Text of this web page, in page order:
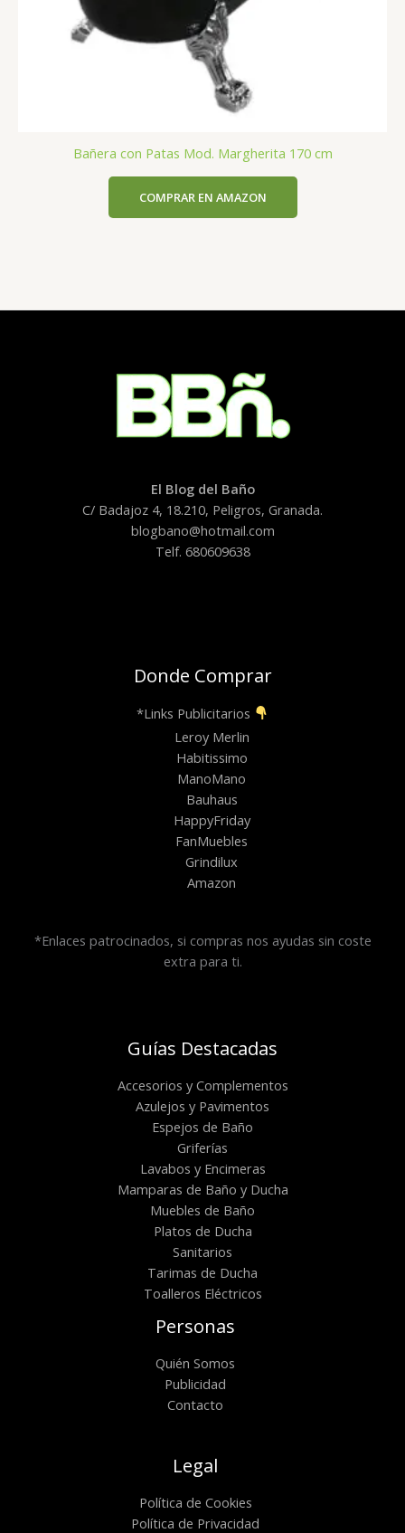
Bañera con Patas Mod. Margherita 170 cm
COMPRAR EN AMAZON
El Blog del Baño
C/ Badajoz 4, 18.210, Peligros, Granada.
blogbano@hotmail.com
Telf. 680609638
Donde Comprar
*Links Publicitarios
Leroy Merlin
Habitissimo
ManoMano
Bauhaus
HappyFriday
FanMuebles
Grindilux
Amazon
*Enlaces patrocinados, si compras nos ayudas sin coste
extra para ti.
Guías Destacadas
Accesorios y Complementos
Azulejos y Pavimentos
Espejos de Baño
Griferías
Lavabos y Encimeras
Mamparas de Baño y Ducha
Muebles de Baño
Platos de Ducha
Sanitarios
Tarimas de Ducha
Toalleros Eléctricos
Personas
Quién Somos
Publicidad
Contacto
Legal
Política de Cookies
Política de Privacidad